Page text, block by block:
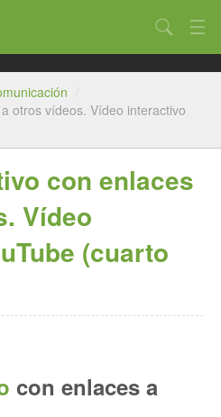
Buscar
/
otros vídeos. Vídeo interactivo
con enlaces
Vídeo
(cuarto
con enlaces a